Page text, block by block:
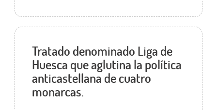
Tratado denominado Liga de
Huesca que aglutina la política
anticastellana de cuatro
monarcas.